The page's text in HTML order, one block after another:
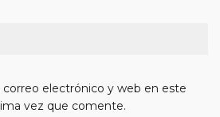
correo electrónico y web en este
vez que comente.